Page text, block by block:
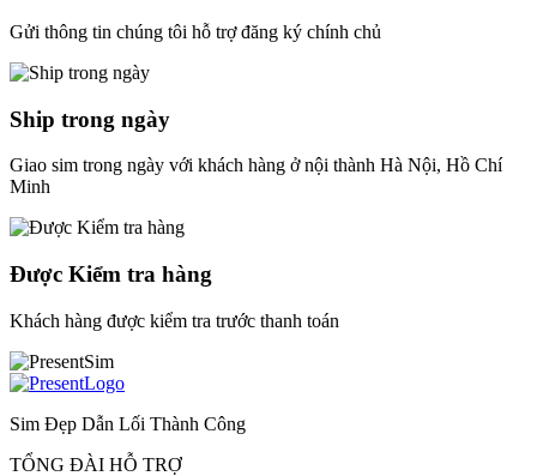
Gửi thông tin chúng tôi hỗ trợ đăng ký chính chủ
Ship trong ngày
Giao sim trong ngày với khách hàng ở nội thành Hà Nội, Hồ Chí
Minh
Được Kiểm tra hàng
Khách hàng được kiểm tra trước thanh toán
Sim Đẹp Dẫn Lối Thành Công
TỔNG ĐÀI HỖ TRỢ